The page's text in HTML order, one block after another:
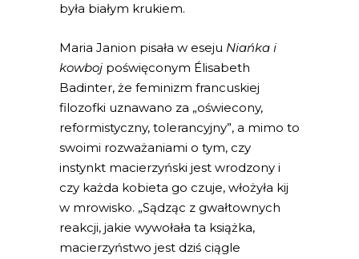
była białym krukiem.
Maria Janion pisała w eseju Niańka i
kowboj poświęconym Élisabeth
Badinter, że feminizm francuskiej
filozofki uznawano za „oświecony,
reformistyczny, tolerancyjny”, a mimo to
swoimi rozważaniami o tym, czy
instynkt macierzyński jest wrodzony i
czy każda kobieta go czuje, włożyła kij
w mrowisko. „Sądząc z gwałtownych
reakcji, jakie wywołała ta książka,
macierzyństwo jest dziś ciągle